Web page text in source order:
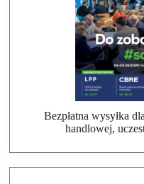
Bezpłatna wysyłka
handlowej,